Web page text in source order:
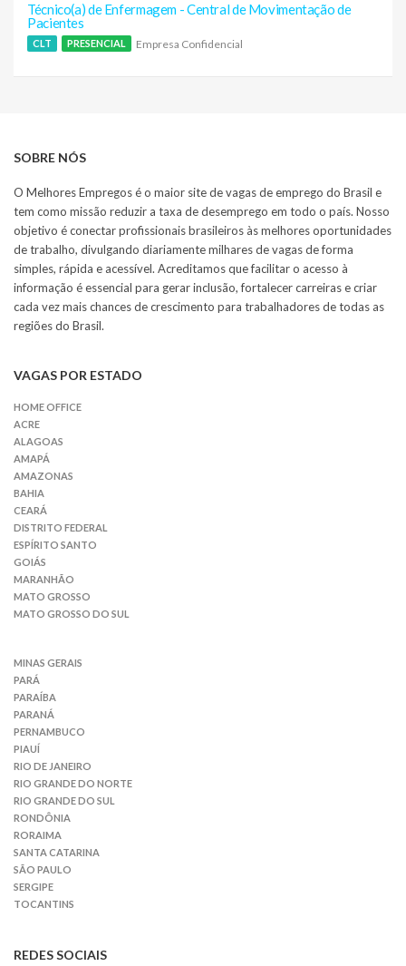
Técnico(a) de Enfermagem - Central de Movimentação de
Pacientes
CLT PRESENCIAL Empresa Confidencial
SOBRE NÓS
O Melhores Empregos é o maior site de vagas de emprego do Brasil e
tem como missão reduzir a taxa de desemprego em todo o país. Nosso
objetivo é conectar profissionais brasileiros às melhores oportunidades
de trabalho, divulgando diariamente milhares de vagas de forma
simples, rápida e acessível. Acreditamos que facilitar o acesso à
informação é essencial para gerar inclusão, fortalecer carreiras e criar
cada vez mais chances de crescimento para trabalhadores de todas as
regiões do Brasil.
VAGAS POR ESTADO
HOME OFFICE
ACRE
ALAGOAS
AMAPÁ
AMAZONAS
BAHIA
CEARÁ
DISTRITO FEDERAL
ESPÍRITO SANTO
GOIÁS
MARANHÃO
MATO GROSSO
MATO GROSSO DO SUL
MINAS GERAIS
PARÁ
PARAÍBA
PARANÁ
PERNAMBUCO
PIAUÍ
RIO DE JANEIRO
RIO GRANDE DO NORTE
RIO GRANDE DO SUL
RONDÔNIA
RORAIMA
SANTA CATARINA
SÃO PAULO
SERGIPE
TOCANTINS
REDES SOCIAIS